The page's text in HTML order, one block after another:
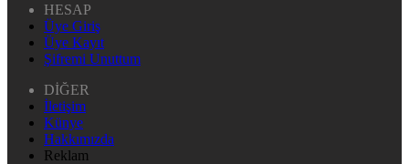
HESAP
Üye Giriş
Üye Kayıt
Şifremi Unuttum
DİĞER
İletişim
Künye
Hakkımızda
Reklam